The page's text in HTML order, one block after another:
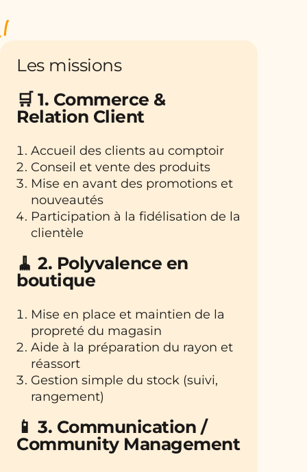
Les missions
🛒 1. Commerce &
Relation Client
Accueil des clients au comptoir
Conseil et vente des produits
Mise en avant des promotions et
nouveautés
Participation à la fidélisation de la
clientèle
🧹 2. Polyvalence en
boutique
Mise en place et maintien de la
propreté du magasin
Aide à la préparation du rayon et
réassort
Gestion simple du stock (suivi,
rangement)
📱 3. Communication /
Community Management